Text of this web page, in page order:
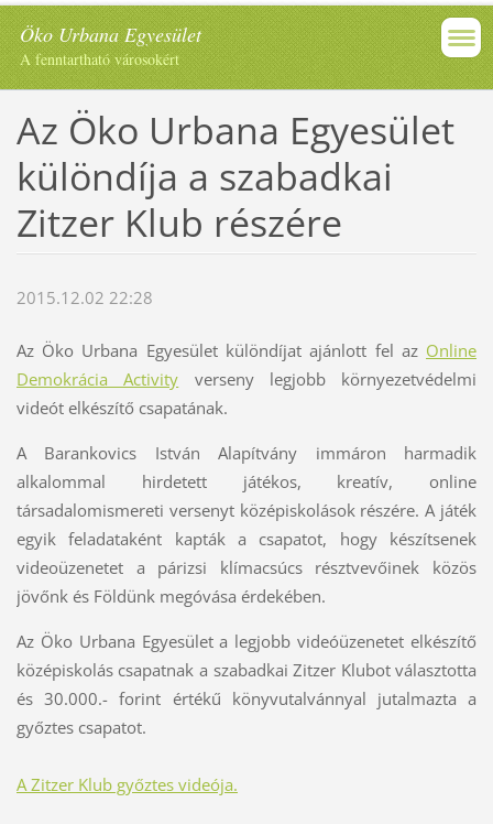
Öko Urbana Egyesület
A fenntartható városokért
Az Öko Urbana Egyesület
különdíja a szabadkai
Zitzer Klub részére
2015.12.02 22:28
Az Öko Urbana Egyesület különdíjat ajánlott fel az Online
Demokrácia Activity verseny legjobb környezetvédelmi
videót elkészítő csapatának.
A Barankovics István Alapítvány immáron harmadik
alkalommal hirdetett játékos, kreatív, online
társadalomismereti versenyt középiskolások részére. A játék
egyik feladataként kapták a csapatot, hogy készítsenek
videoüzenetet a párizsi klímacsúcs résztvevőinek közös
jövőnk és Földünk megóvása érdekében.
Az Öko Urbana Egyesület a legjobb videóüzenetet elkészítő
középiskolás csapatnak a szabadkai Zitzer Klubot választotta
és 30.000.- forint értékű könyvutalvánnyal jutalmazta a
győztes csapatot.
A Zitzer Klub győztes videója.